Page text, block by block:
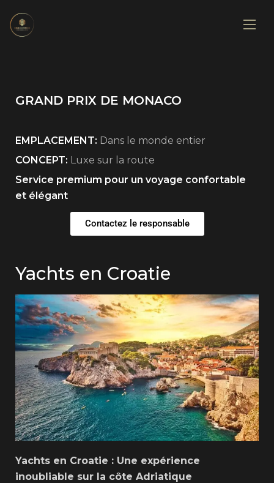
GRAND PRIX DE MONACO
EMPLACEMENT: Dans le monde entier
CONCEPT: Luxe sur la route
Service premium pour un voyage confortable
et élégant
Contactez le responsable
Yachts en Croatie
Yachts en Croatie : Une expérience
inoubliable sur la côte Adriatique